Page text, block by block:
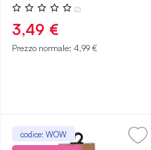
Valutazione:
0%
(2)
3,49 €
Prezzo normale: 4,99 €
codice: WOW